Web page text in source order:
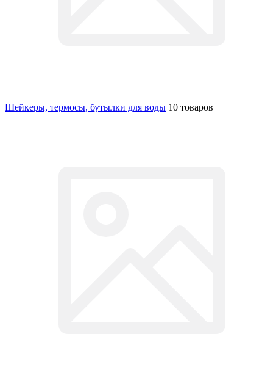
Шейкеры, термосы, бутылки для воды 10 товаров